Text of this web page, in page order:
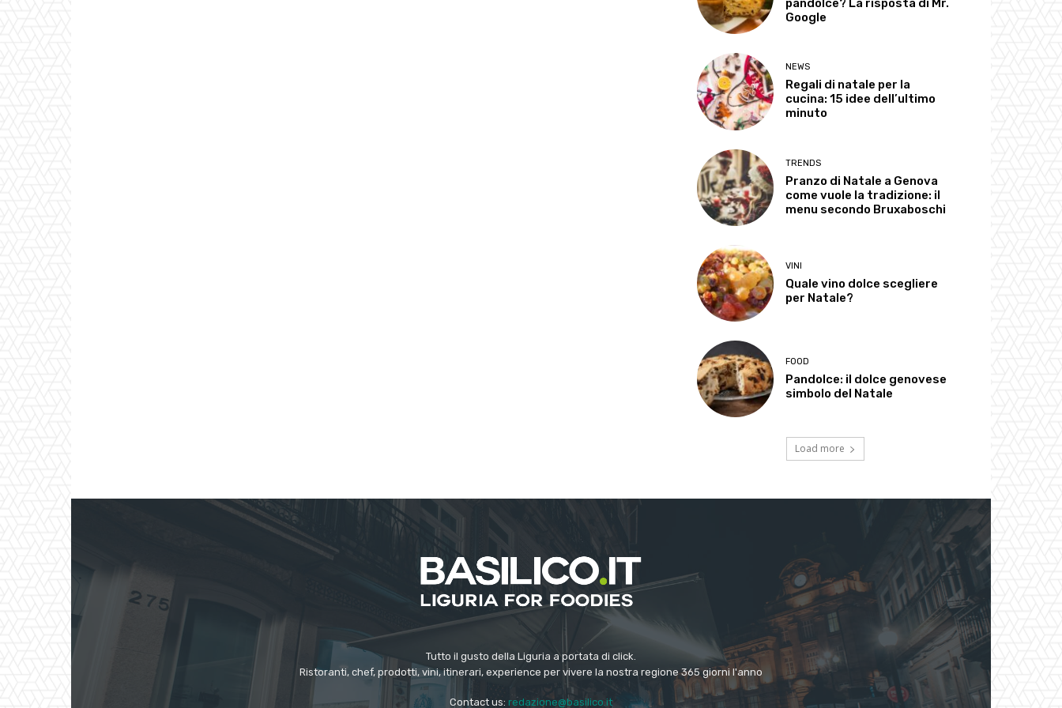
pandolce? La risposta di Mr.
Google
NEWS
Regali di natale per la
cucina: 15 idee dell’ultimo
minuto
TRENDS
Pranzo di Natale a Genova
come vuole la tradizione: il
menu secondo Bruxaboschi
VINI
Quale vino dolce scegliere
per Natale?
FOOD
Pandolce: il dolce genovese
simbolo del Natale
Load more
Tutto il gusto della Liguria a portata di click.
Ristoranti, chef, prodotti, vini, itinerari, experience per vivere la nostra regione 365 giorni l'anno
Contact us: redazione@basilico.it